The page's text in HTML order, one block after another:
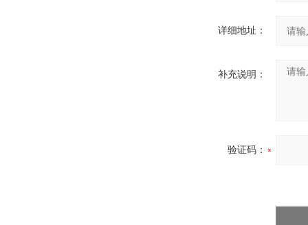
详细地址：
补充说明：
验证码：